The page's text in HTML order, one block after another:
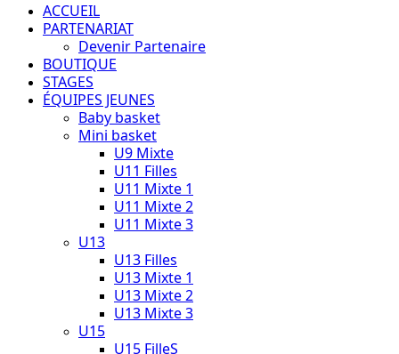
ACCUEIL
PARTENARIAT
Devenir Partenaire
BOUTIQUE
STAGES
ÉQUIPES JEUNES
Baby basket
Mini basket
U9 Mixte
U11 Filles
U11 Mixte 1
U11 Mixte 2
U11 Mixte 3
U13
U13 Filles
U13 Mixte 1
U13 Mixte 2
U13 Mixte 3
U15
U15 FilleS